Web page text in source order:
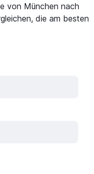
von München nach
die am besten